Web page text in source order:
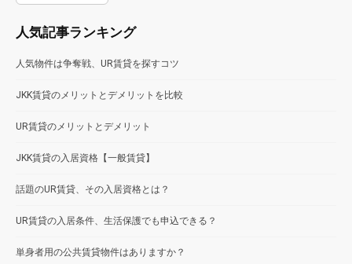
人気記事ランキング
人気物件は争奪戦、UR賃貸を探すコツ
JKK賃貸のメリットとデメリットを比較
UR賃貸のメリットとデメリット
JKK賃貸の入居資格【一般賃貸】
話題のUR賃貸、その入居資格とは？
UR賃貸の入居条件、生活保護でも申込できる？
単身者用の公共賃貸物件はありますか？